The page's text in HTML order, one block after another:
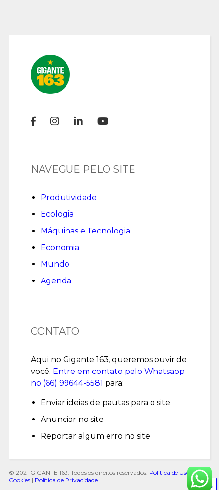
NAVEGUE PELO SITE
Produtividade
Ecologia
Máquinas e Tecnologia
Economia
Mundo
Agenda
CONTATO
Aqui no Gigante 163, queremos ouvir de
você. Entre em contato pelo Whatsapp
no (66) 99644-5581 para:
Enviar ideias de pautas para o site
Anunciar no site
Reportar algum erro no site
© 2021 GIGANTE 163. Todos os direitos reservados. Política de Uso de
Cookies| Política de Privacidade